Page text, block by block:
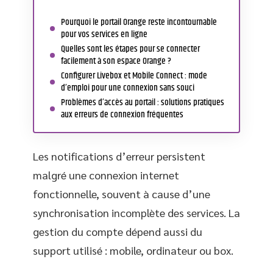
Pourquoi le portail Orange reste incontournable
pour vos services en ligne
Quelles sont les étapes pour se connecter
facilement à son espace Orange ?
Configurer Livebox et Mobile Connect : mode
d’emploi pour une connexion sans souci
Problèmes d’accès au portail : solutions pratiques
aux erreurs de connexion fréquentes
Les notifications d’erreur persistent
malgré une connexion internet
fonctionnelle, souvent à cause d’une
synchronisation incomplète des services. La
gestion du compte dépend aussi du
support utilisé : mobile, ordinateur ou box.